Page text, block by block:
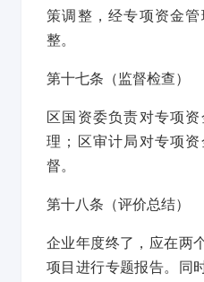
策调整，经专项资金
整。
第十七条 （监督检查）
区国资委负责对专项
理；区审计局对专项
督。
第十八条 （评价总结）
企业年度终了，应在两
项目进行专题报告。同